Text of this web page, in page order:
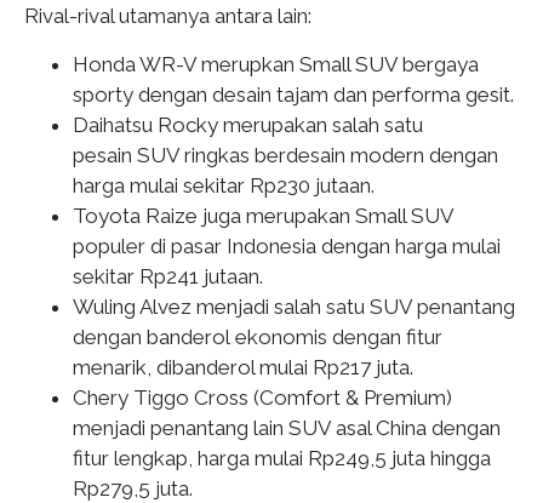
Rival-rival utamanya antara lain:
Honda WR-V merupkan Small SUV bergaya
sporty dengan desain tajam dan performa gesit.
Daihatsu Rocky merupakan salah satu
pesain SUV ringkas berdesain modern dengan
harga mulai sekitar Rp230 jutaan.
Toyota Raize juga merupakan Small SUV
populer di pasar Indonesia dengan harga mulai
sekitar Rp241 jutaan.
Wuling Alvez menjadi salah satu SUV penantang
dengan banderol ekonomis dengan fitur
menarik, dibanderol mulai Rp217 juta.
Chery Tiggo Cross (Comfort & Premium)
menjadi penantang lain SUV asal China dengan
fitur lengkap, harga mulai Rp249,5 juta hingga
Rp279,5 juta.